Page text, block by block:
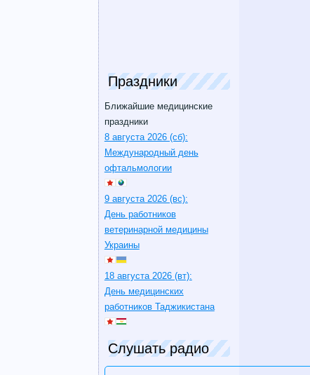
Праздники
Ближайшие медицинские
праздники
8 августа 2026 (сб):
Международный день
офтальмологии
9 августа 2026 (вс):
День работников
ветеринарной медицины
Украины
18 августа 2026 (вт):
День медицинских
работников Таджикистана
Слушать радио